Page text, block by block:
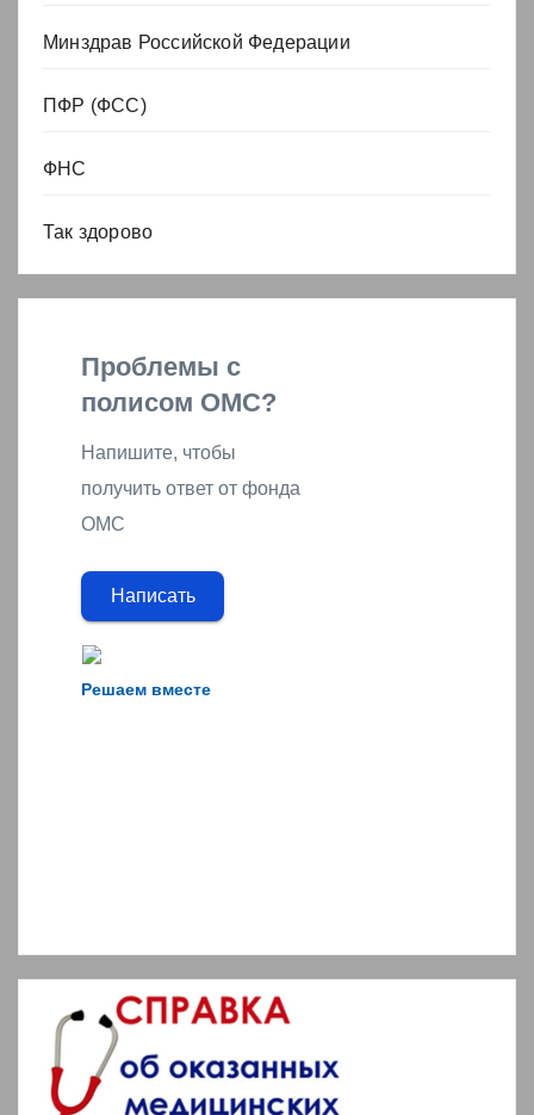
Минздрав Российской Федерации
ПФР (ФСС)
ФНС
Так здорово
Решаем вместе
Проблемы с
полисом ОМС?
Напишите, чтобы
получить ответ от фонда
ОМС
Написать